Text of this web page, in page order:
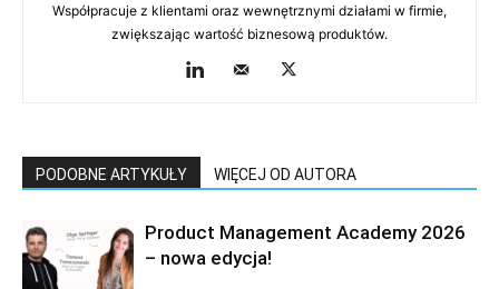
Współpracuje z klientami oraz wewnętrznymi działami w firmie,
zwiększając wartość biznesową produktów.
PODOBNE ARTYKUŁY WIĘCEJ OD AUTORA
Product Management Academy 2026
– nowa edycja!